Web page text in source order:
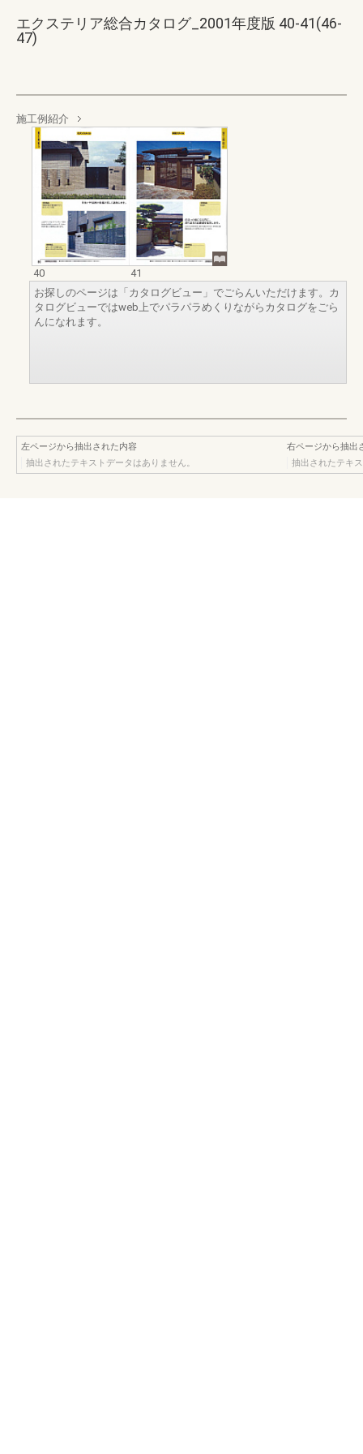
エクステリア総合カタログ_2001年度版 40-41(46-
47)
施工例紹介
40
41
お探しのページは「カタログビュー」でごらんいただけます。カ
タログビューではweb上でパラパラめくりながらカタログをごら
んになれます。
左ページから抽出された内容
抽出されたテキストデータはありません。
右ページから抽出
抽出されたテキ